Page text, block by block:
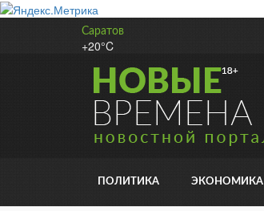
Саратов
+20°C
ПОЛИТИКА ЭКОНОМИКА